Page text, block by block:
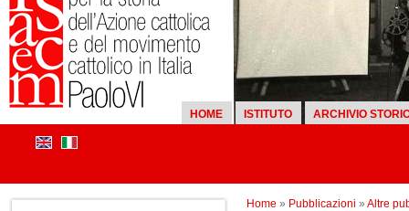
HOME ISTITUTO ARCHIVIO
Home » Pubblicazioni » Altre